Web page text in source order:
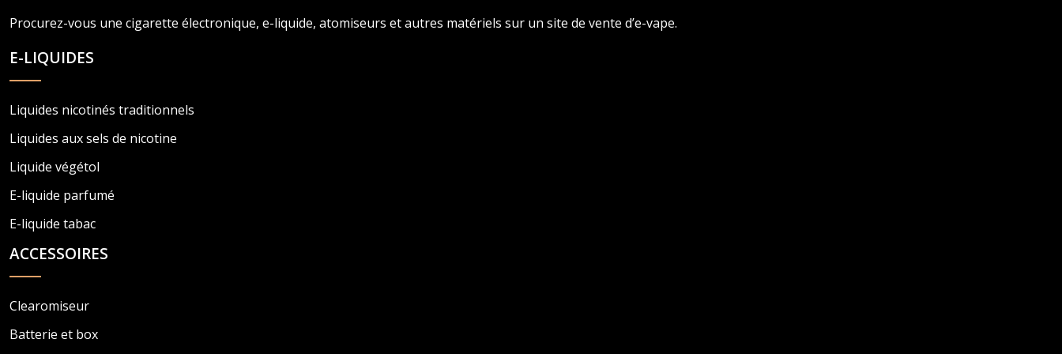
Procurez-vous une cigarette électronique, e-liquide, atomiseurs et autres matériels sur un site de vente d’e-vape.
E-LIQUIDES
Liquides nicotinés traditionnels
Liquides aux sels de nicotine
Liquide végétol
E-liquide parfumé
E-liquide tabac
ACCESSOIRES
Clearomiseur
Batterie et box